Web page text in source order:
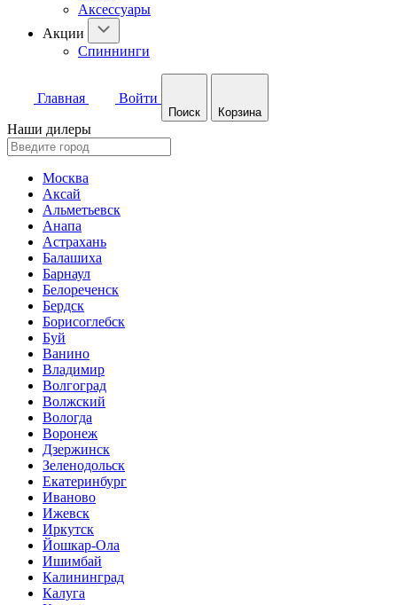
Аксессуары
Акции
Спиннинги
Главная Войти
Поиск Корзина
Наши дилеры
Москва
Аксай
Альметьевск
Анапа
Астрахань
Балашиха
Барнаул
Белореченск
Бердск
Борисоглебск
Буй
Ванино
Владимир
Волгоград
Волжский
Вологда
Воронеж
Дзержинск
Зеленодольск
Екатеринбург
Иваново
Ижевск
Иркутск
Йошкар-Ола
Ишимбай
Калининград
Калуга